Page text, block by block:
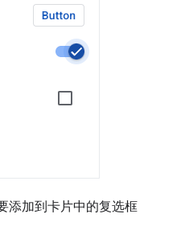
添加到卡片中的复选框